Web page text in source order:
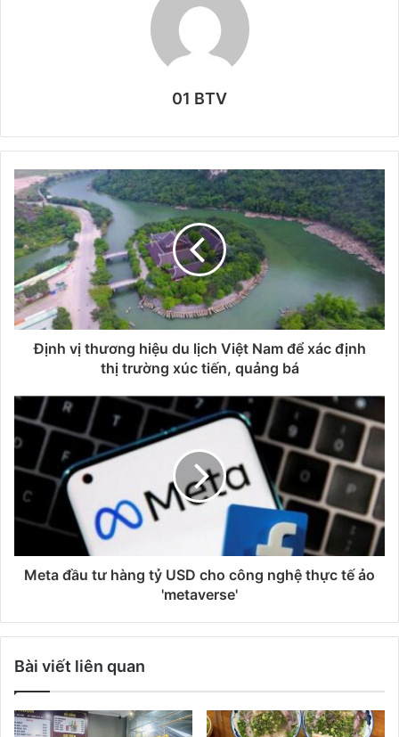
01 BTV
Định vị thương hiệu du lịch Việt Nam để xác định
thị trường xúc tiến, quảng bá
Meta đầu tư hàng tỷ USD cho công nghệ thực tế ảo
'metaverse'
Bài viết liên quan